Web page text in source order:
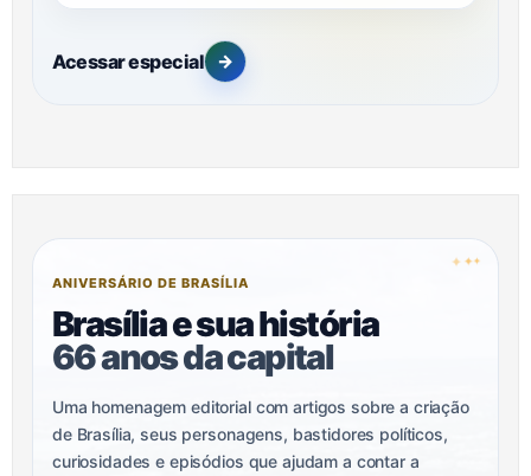
Acessar especial →
✦ ✦✦
ANIVERSÁRIO DE BRASÍLIA
Brasília e sua história
66 anos da capital
Uma homenagem editorial com artigos sobre a criação
de Brasília, seus personagens, bastidores políticos,
curiosidades e episódios que ajudam a contar a